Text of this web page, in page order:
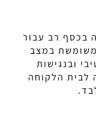
בכסף רב עבור
במצב
ובנגישות
לבית הלקוחה